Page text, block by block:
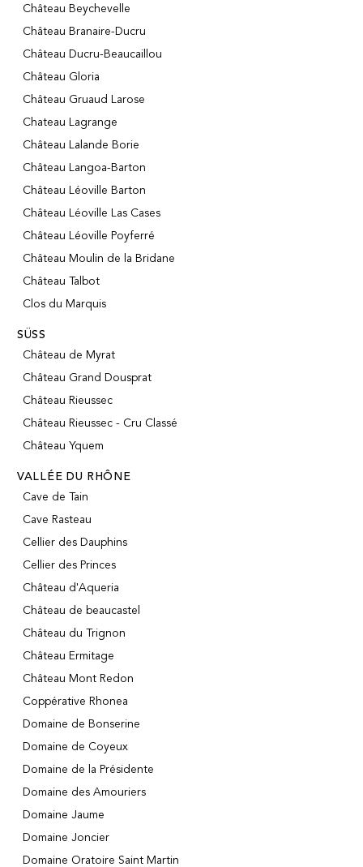
Château Beychevelle
Château Branaire-Ducru
Château Ducru-Beaucaillou
Château Gloria
Château Gruaud Larose
Chateau Lagrange
Château Lalande Borie
Château Langoa-Barton
Château Léoville Barton
Château Léoville Las Cases
Château Léoville Poyferré
Château Moulin de la Bridane
Château Talbot
Clos du Marquis
SÜSS
Château de Myrat
Château Grand Dousprat
Château Rieussec
Château Rieussec - Cru Classé
Château Yquem
VALLÉE DU RHÔNE
Cave de Tain
Cave Rasteau
Cellier des Dauphins
Cellier des Princes
Château d'Aqueria
Château de beaucastel
Château du Trignon
Château Ermitage
Château Mont Redon
Coppérative Rhonea
Domaine de Bonserine
Domaine de Coyeux
Domaine de la Présidente
Domaine des Amouriers
Domaine Jaume
Domaine Joncier
Domaine Oratoire Saint Martin